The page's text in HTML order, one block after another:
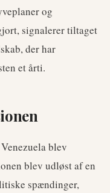
og
signalerer tiltaget
der har
et årti.
blev
blev udløst af en
spændinger,